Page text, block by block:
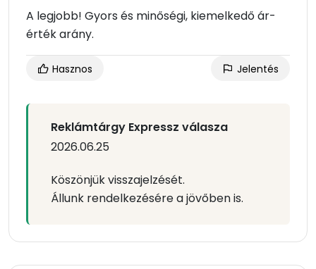
A legjobb! Gyors és minőségi, kiemelkedő ár-
érték arány.
Hasznos Jelentés
Reklámtárgy Expressz válasza
2026.06.25
Köszönjük visszajelzését.
Állunk rendelkezésére a jövőben is.